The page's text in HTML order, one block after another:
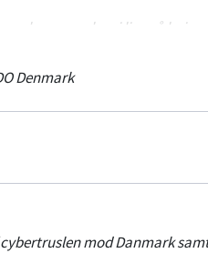
angreb er i lige så høj
regulatoriske områder,
reagere aktivt på cyber-
Denmark
mod Danmark